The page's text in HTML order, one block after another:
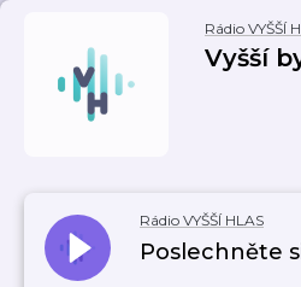
Rádio VYŠŠÍ
Vyšší
Rádio VYŠŠÍ HLAS
Poslechněte